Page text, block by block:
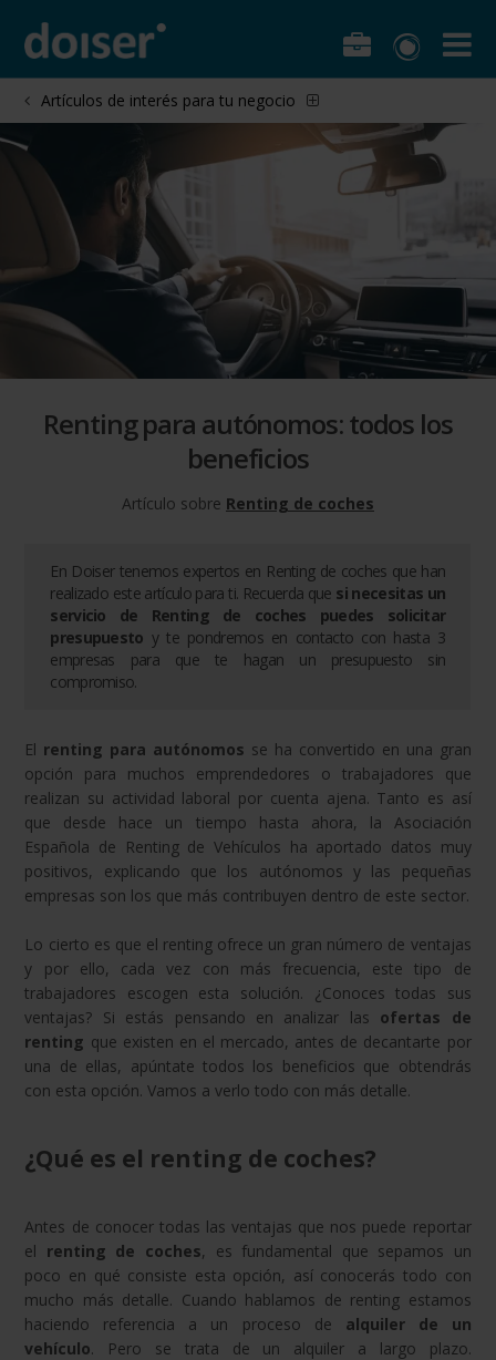
Artículos de interés para tu negocio
Renting para autónomos: todos los
beneficios
Artículo sobre Renting de coches
En Doiser tenemos expertos en Renting de coches que han
realizado este artículo para ti. Recuerda que si necesitas un
servicio de Renting de coches puedes solicitar
presupuesto y te pondremos en contacto con hasta 3
empresas para que te hagan un presupuesto sin
compromiso.
El renting para autónomos se ha convertido en una gran
opción para muchos emprendedores o trabajadores que
realizan su actividad laboral por cuenta ajena. Tanto es así
que desde hace un tiempo hasta ahora, la Asociación
Española de Renting de Vehículos ha aportado datos muy
positivos, explicando que los autónomos y las pequeñas
empresas son los que más contribuyen dentro de este sector.
Lo cierto es que el renting ofrece un gran número de ventajas
y por ello, cada vez con más frecuencia, este tipo de
trabajadores escogen esta solución. ¿Conoces todas sus
ventajas? Si estás pensando en analizar las ofertas de
renting que existen en el mercado, antes de decantarte por
una de ellas, apúntate todos los beneficios que obtendrás
con esta opción. Vamos a verlo todo con más detalle.
¿Qué es el renting de coches?
Antes de conocer todas las ventajas que nos puede reportar
el renting de coches, es fundamental que sepamos un
poco en qué consiste esta opción, así conocerás todo con
mucho más detalle. Cuando hablamos de renting estamos
haciendo referencia a un proceso de alquiler de un
vehículo. Pero se trata de un alquiler a largo plazo.